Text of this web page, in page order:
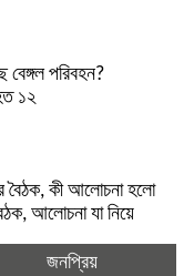
বেঙ্গল পরিবহন?
১২
বৈঠক, কী আলোচনা হলো
আলোচনা যা নিয়ে
জনপ্রিয়